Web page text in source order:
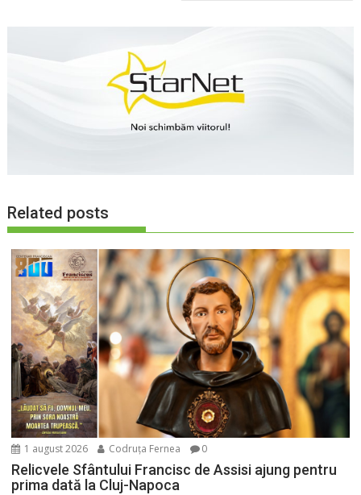
Related posts
1 august 2026 Codruța Fernea 0
Relicvele Sfântului Francisc de Assisi ajung pentru
prima dată la Cluj-Napoca